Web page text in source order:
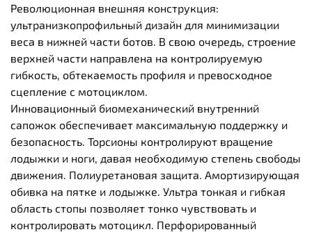
Революционная внешняя конструкция:
ультранизкопрофильный дизайн для минимизации
веса в нижней части ботов. В свою очередь, строение
верхней части направлена на контролируемую
гибкость, обтекаемость профиля и превосходное
сцепление с мотоциклом.
Инновационный биомеханический внутренний
сапожок обеспечивает максимальную поддержку и
безопасность. Торсионы контролируют вращение
лодыжки и ноги, давая необходимую степень свободы
движения. Полиуретановая защита. Амортизирующая
обивка на пятке и лодыжке. Ультра тонкая и гибкая
область стопы позволяет тонко чувствовать и
контролировать мотоцикл. Перфорированный